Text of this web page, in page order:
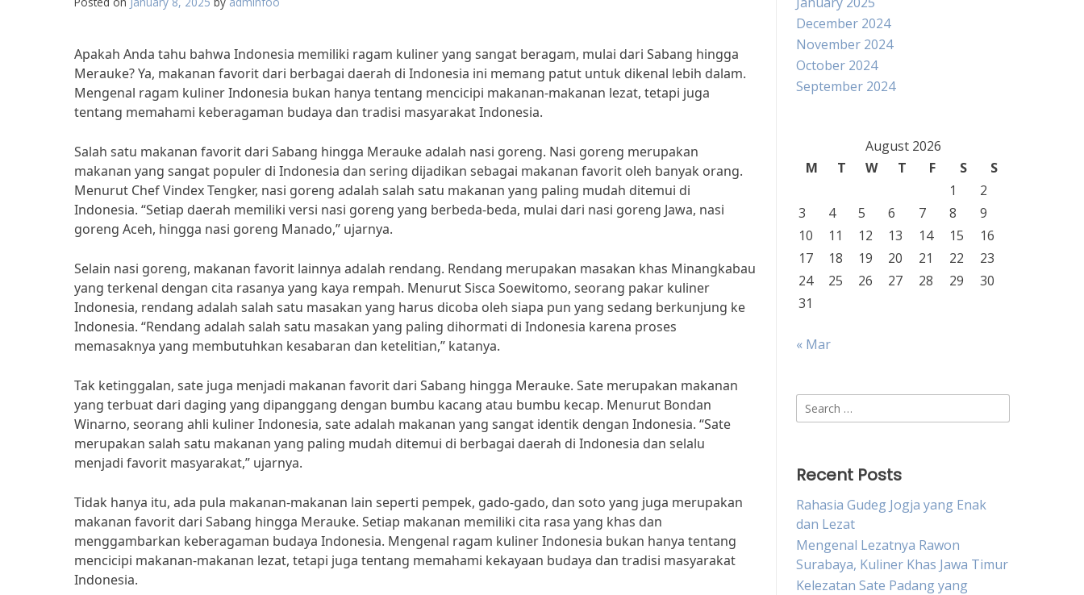
Apakah Anda tahu bahwa Indonesia memiliki ragam kuliner yang sangat beragam, mulai dari Sabang hingga
Merauke? Ya, makanan favorit dari berbagai daerah di Indonesia ini memang patut untuk dikenal lebih dalam.
Mengenal ragam kuliner Indonesia bukan hanya tentang mencicipi makanan-makanan lezat, tetapi juga
tentang memahami keberagaman budaya dan tradisi masyarakat Indonesia.
Salah satu makanan favorit dari Sabang hingga Merauke adalah nasi goreng. Nasi goreng merupakan
makanan yang sangat populer di Indonesia dan sering dijadikan sebagai makanan favorit oleh banyak orang.
Menurut Chef Vindex Tengker, nasi goreng adalah salah satu makanan yang paling mudah ditemui di
Indonesia. “Setiap daerah memiliki versi nasi goreng yang berbeda-beda, mulai dari nasi goreng Jawa, nasi
goreng Aceh, hingga nasi goreng Manado,” ujarnya.
Selain nasi goreng, makanan favorit lainnya adalah rendang. Rendang merupakan masakan khas Minangkabau
yang terkenal dengan cita rasanya yang kaya rempah. Menurut Sisca Soewitomo, seorang pakar kuliner
Indonesia, rendang adalah salah satu masakan yang harus dicoba oleh siapa pun yang sedang berkunjung ke
Indonesia. “Rendang adalah salah satu masakan yang paling dihormati di Indonesia karena proses
memasaknya yang membutuhkan kesabaran dan ketelitian,” katanya.
Tak ketinggalan, sate juga menjadi makanan favorit dari Sabang hingga Merauke. Sate merupakan makanan
yang terbuat dari daging yang dipanggang dengan bumbu kacang atau bumbu kecap. Menurut Bondan
Winarno, seorang ahli kuliner Indonesia, sate adalah makanan yang sangat identik dengan Indonesia. “Sate
merupakan salah satu makanan yang paling mudah ditemui di berbagai daerah di Indonesia dan selalu
menjadi favorit masyarakat,” ujarnya.
Tidak hanya itu, ada pula makanan-makanan lain seperti pempek, gado-gado, dan soto yang juga merupakan
makanan favorit dari Sabang hingga Merauke. Setiap makanan memiliki cita rasa yang khas dan
menggambarkan keberagaman budaya Indonesia. Mengenal ragam kuliner Indonesia bukan hanya tentang
mencicipi makanan-makanan lezat, tetapi juga tentang memahami kekayaan budaya dan tradisi masyarakat
Indonesia.
December 2024
November 2024
October 2024
September 2024
August 2026
M
T W T F S
S
1
2
3
4 5 6 7 8
9
10
11 12 13 14 15
16
17
18 19 20 21 22
23
24
25 26 27 28 29
30
31
« Mar
Search
for:
Recent Posts
Rahasia Gudeg Jogja yang Enak
dan Lezat
Mengenal Lezatnya Rawon
Surabaya, Kuliner Khas Jawa Timur
Kelezatan Sate Padang yang